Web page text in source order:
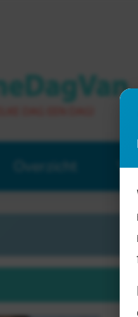
Overzicht